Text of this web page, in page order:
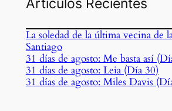
Artículos Recientes
La soledad de la última vecina de
Santiago
31 días de agosto: Me basta así
31 días de agosto: Leia (Día 30)
31 días de agosto: Miles Davis